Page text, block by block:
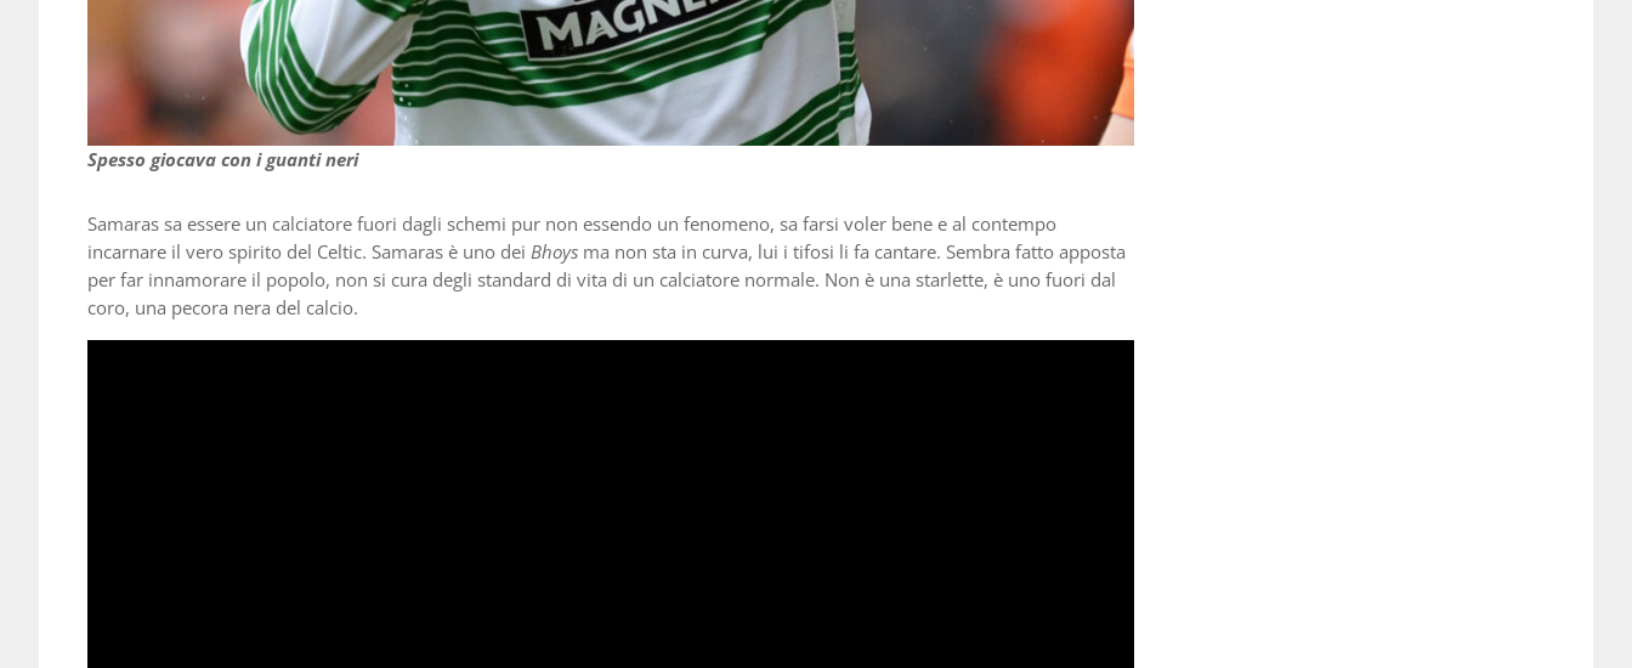
Spesso giocava con i guanti neri
Samaras sa essere un calciatore fuori dagli schemi pur non essendo un fenomeno, sa farsi voler bene e al contempo
incarnare il vero spirito del Celtic. Samaras è uno dei Bhoys ma non sta in curva, lui i tifosi li fa cantare. Sembra fatto apposta
per far innamorare il popolo, non si cura degli standard di vita di un calciatore normale. Non è una starlette, è uno fuori dal
coro, una pecora nera del calcio.